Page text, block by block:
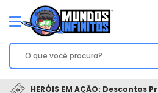
HERÓIS EM AÇÃO: Descontos